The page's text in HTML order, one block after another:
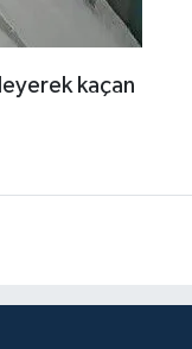
kaçan